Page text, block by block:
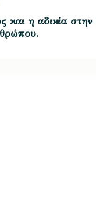
και η αδικία